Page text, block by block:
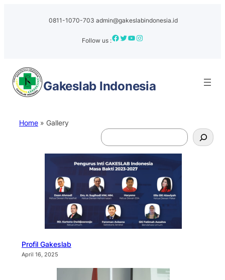
0811-1070-703 admin@gakeslabindonesia.id
Follow us :Facebook Twitter YouTube Instagram
Gakeslab Indonesia
Home » Gallery
S
e
a
r
c
h
Profil Gakeslab
April 16, 2025